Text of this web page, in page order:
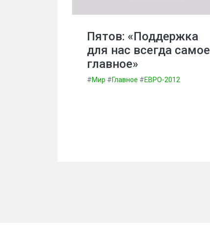
Пятов: «Поддержка
для нас всегда самое
главное»
#Мир #Главное #ЕВРО-2012